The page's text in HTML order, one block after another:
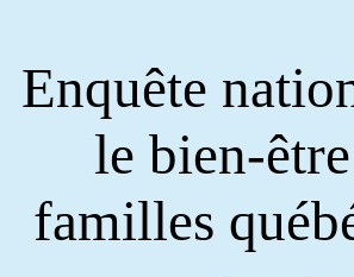
Enquête
le bien-
familles